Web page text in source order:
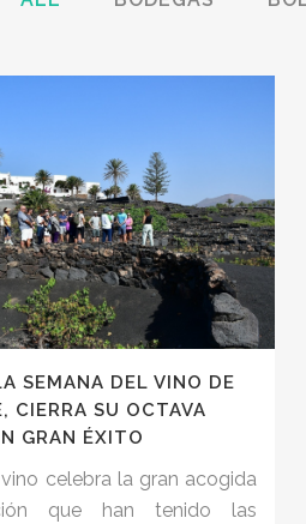
SEMANA DEL VINO DE
CIERRA SU OCTAVA
GRAN ÉXITO
celebra la gran acogida
que han tenido las